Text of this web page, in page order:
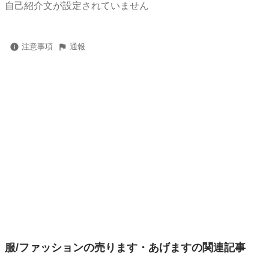
自己紹介文が設定されていません
注意事項 通報
服/ファッションの売ります・あげますの関連記事